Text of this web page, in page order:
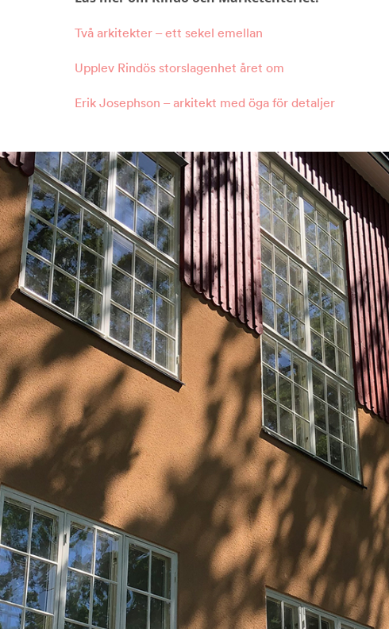
Två arkitekter – ett sekel emellan
Upplev Rindös storslagenhet året om
Erik Josephson – arkitekt med öga för detaljer